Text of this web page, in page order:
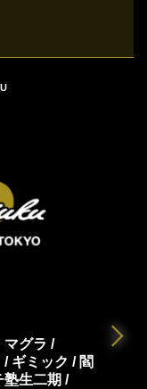
マグラ /
ギミック / 閻
塾生二期 /